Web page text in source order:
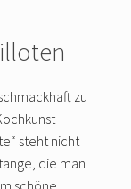
zu
steht nicht
die man
schöne